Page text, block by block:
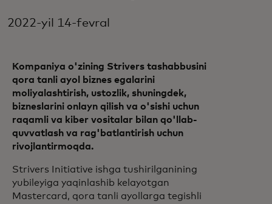
2022-yil 14-fevral
Kompaniya o'zining Strivers tashabbusini
qora tanli ayol biznes egalarini
moliyalashtirish, ustozlik, shuningdek,
bizneslarini onlayn qilish va o'sishi uchun
raqamli va kiber vositalar bilan qo'llab-
quvvatlash va rag'batlantirish uchun
rivojlantirmoqda.
Strivers Initiative ishga tushirilganining
yubileyiga yaqinlashib kelayotgan
Mastercard, qora tanli ayollarga tegishli